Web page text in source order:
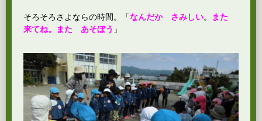
そろそろさよならの時間。「なんだか さみしい。
また
来てね。また あそぼう 」